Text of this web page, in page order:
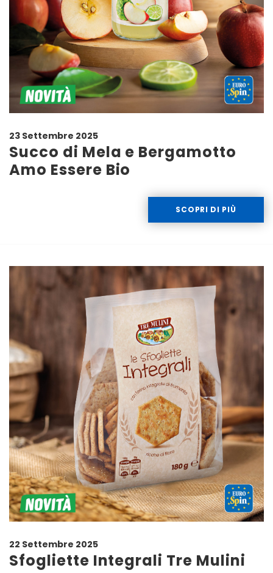
23 Settembre 2025
Succo di Mela e Bergamotto
Amo Essere Bio
SCOPRI DI PIÙ
22 Settembre 2025
Sfogliette Integrali Tre Mulini